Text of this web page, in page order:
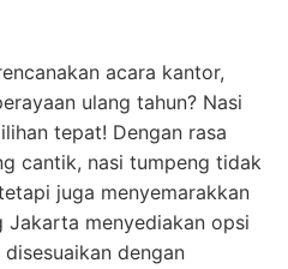
acara kantor,
ulang tahun? Nasi
tepat! Dengan rasa
cantik, nasi tumpeng tidak
juga menyemarakkan
Jakarta menyediakan opsi
dengan